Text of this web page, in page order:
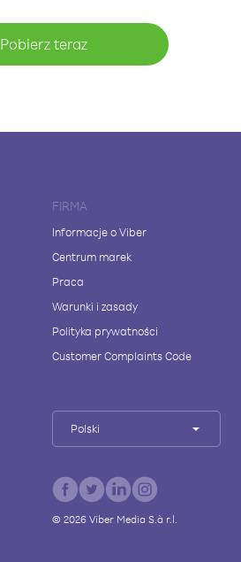
Pobierz teraz
FIRMA
Informacje o Viber
Centrum marek
Praca
Warunki i zasady
Polityka prywatności
Customer Complaints Code
Polski
© 2026Viber Media S.à r.l.